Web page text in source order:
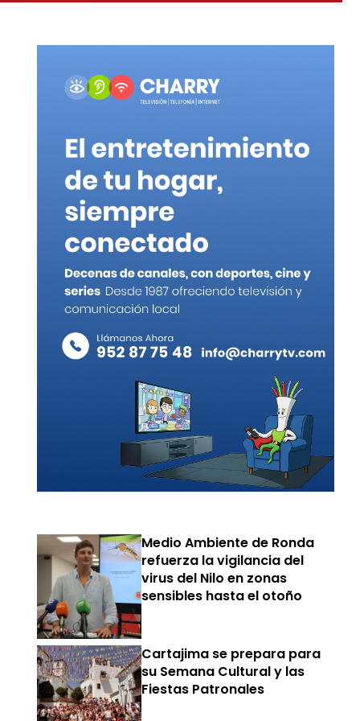
Medio Ambiente de Ronda
refuerza la vigilancia del
virus del Nilo en zonas
sensibles hasta el otoño
Cartajima se prepara para
su Semana Cultural y las
Fiestas Patronales